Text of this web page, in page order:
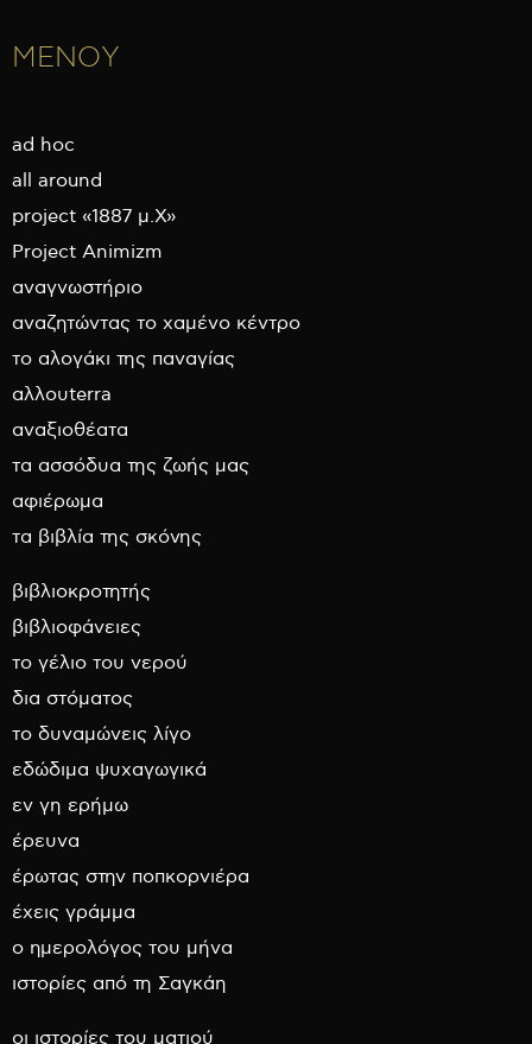
ΜΕΝΟΥ
ad hoc
all around
project «1887 μ.Χ»
Project Animizm
αναγνωστήριο
αναζητώντας το χαμένο κέντρο
το αλογάκι της παναγίας
αλλουterra
αναξιοθέατα
τα ασσόδυα της ζωής μας
αφιέρωμα
τα βιβλία της σκόνης
βιβλιοκροτητής
βιβλιοφάνειες
το γέλιο του νερού
δια στόματος
το δυναμώνεις λίγο
εδώδιμα ψυχαγωγικά
εν γη ερήμω
έρευνα
έρωτας στην ποπκορνιέρα
έχεις γράμμα
ο ημερολόγος του μήνα
ιστορίες από τη Σαγκάη
οι ιστορίες του ματιού